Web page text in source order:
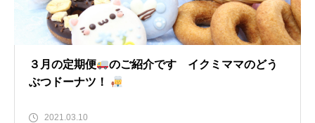
３月の定期便
のご紹介です イクミママのどう
ぶつドーナツ！
2021.03.10